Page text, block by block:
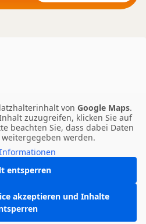
von Google Maps.
zuzugreifen, klicken Sie auf
beachten Sie, dass dabei Daten
werden.
entsperren
akzeptieren und Inhalte